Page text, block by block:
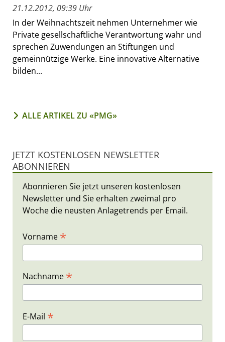
21.12.2012, 09:39 Uhr
In der Weihnachtszeit nehmen Unternehmer wie
Private gesellschaftliche Verantwortung wahr und
sprechen Zuwendungen an Stiftungen und
gemeinnützige Werke. Eine innovative Alternative
bilden...
ALLE ARTIKEL ZU «PMG»
JETZT KOSTENLOSEN NEWSLETTER
ABONNIEREN
Abonnieren Sie jetzt unseren kostenlosen
Newsletter und Sie erhalten zweimal pro
Woche die neusten Anlagetrends per Email.
Vorname *
Nachname *
E-Mail *